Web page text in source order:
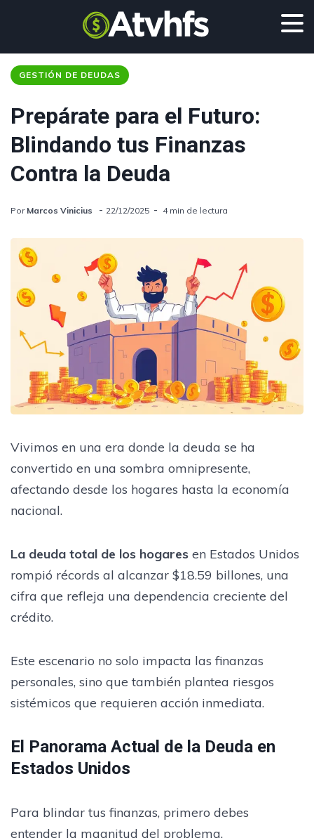
GESTIÓN DE DEUDAS
Prepárate para el Futuro:
Blindando tus Finanzas
Contra la Deuda
Por Marcos Vinicius 22/12/2025 4 min de lectura
Vivimos en una era donde la deuda se ha
convertido en una sombra omnipresente,
afectando desde los hogares hasta la economía
nacional.
La deuda total de los hogares en Estados Unidos
rompió récords al alcanzar $18.59 billones, una
cifra que refleja una dependencia creciente del
crédito.
Este escenario no solo impacta las finanzas
personales, sino que también plantea riesgos
sistémicos que requieren acción inmediata.
El Panorama Actual de la Deuda en
Estados Unidos
Para blindar tus finanzas, primero debes
entender la magnitud del problema.